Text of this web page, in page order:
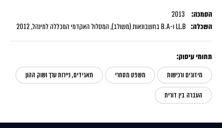
הסמכה:
השכלה: LL.B ו-B.A בחשבונאות (משולב), המסלול האקדמי המכללה למינהל, 2012
תחומי עיסוק:
מיזוגים ורכישות משפט מסחרי תאגידים, ניירות ערך ושוק ההון
העברה בין דורית